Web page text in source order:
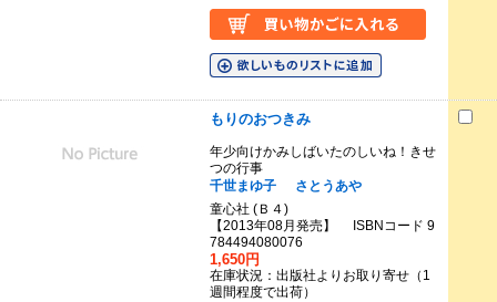
もりのおつきみ
年少向けかみしばいたのしいね！きせ
つの行事
千世まゆ子
さとうあや
童心社 (Ｂ４)
【2013年08月発売】 ISBNコード 9
784494080076
1,650円
在庫状況：出版社よりお取り寄せ（1
週間程度で出荷）